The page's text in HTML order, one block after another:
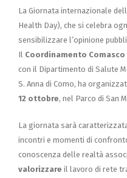
La Giornata internazionale
Health Day), che si celebra
sensibilizzare l’opinione
Il Coordinamento
con il Dipartimento di Salute
S. Anna di Como, ha
12 ottobre, nel Parco di San
La giornata sarà
incontri e momenti di
conoscenza delle realtà
valorizzare il lavoro di rete